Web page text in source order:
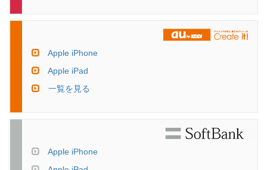
Apple iPhone
Apple iPad
一覧を見る
Apple iPhone